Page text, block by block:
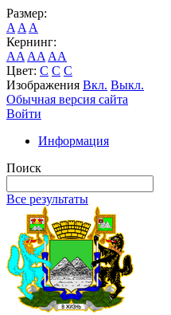
Размер:
A A A
Кернинг:
AA AA AA
Цвет: C C C
Изображения Вкл. Выкл.
Обычная версия сайта
Войти
Информация
Поиск
Все результаты